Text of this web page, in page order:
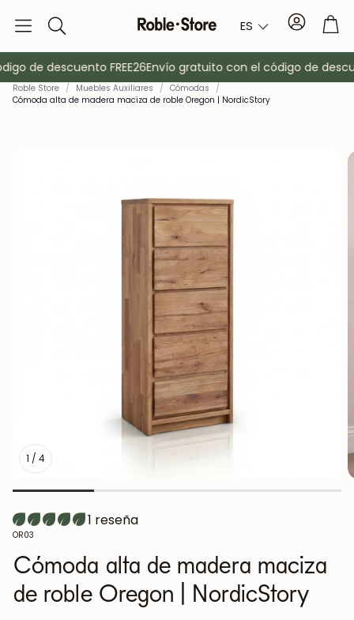
Buscar ES Cuenta
Aparadores
Armarios
Percheros
de descuento FREE26Envío gratuito con el código de
Roble Store / Muebles Auxiliares / Cómodas
/
Cómoda alta de madera maciza de roble Oregon | NordicStory
1 / 4
1 reseña
SKU:
OR03
Cómoda alta de madera maciza
de roble Oregon | NordicStory